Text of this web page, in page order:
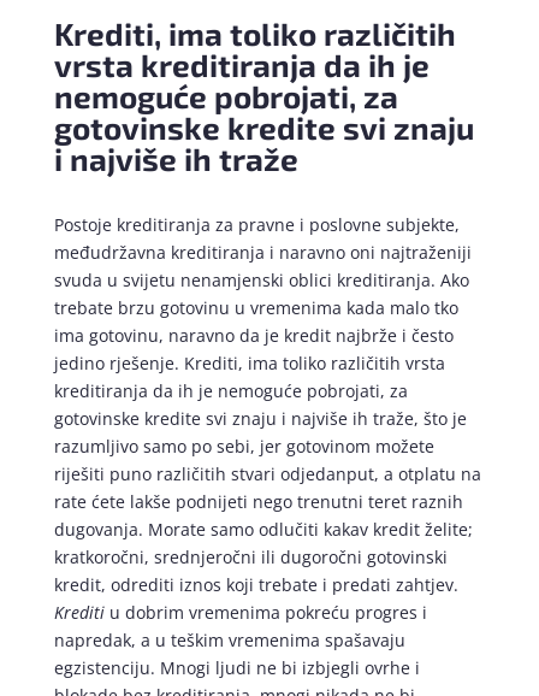
Krediti, ima toliko različitih
vrsta kreditiranja da ih je
nemoguće pobrojati, za
gotovinske kredite svi znaju
i najviše ih traže
Postoje kreditiranja za pravne i poslovne subjekte,
međudržavna kreditiranja i naravno oni najtraženiji
svuda u svijetu nenamjenski oblici kreditiranja. Ako
trebate brzu gotovinu u vremenima kada malo tko
ima gotovinu, naravno da je kredit najbrže i često
jedino rješenje. Krediti, ima toliko različitih vrsta
kreditiranja da ih je nemoguće pobrojati, za
gotovinske kredite svi znaju i najviše ih traže, što je
razumljivo samo po sebi, jer gotovinom možete
riješiti puno različitih stvari odjedanput, a otplatu na
rate ćete lakše podnijeti nego trenutni teret raznih
dugovanja. Morate samo odlučiti kakav kredit želite;
kratkoročni, srednjeročni ili dugoročni gotovinski
kredit, odrediti iznos koji trebate i predati zahtjev.
Kreditiu dobrim vremenima pokreću progres i
napredak, a u teškim vremenima spašavaju
egzistenciju. Mnogi ljudi ne bi izbjegli ovrhe i